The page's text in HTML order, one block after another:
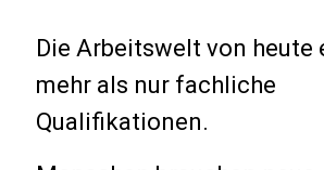
Die Arbeitswelt von
mehr als nur fachliche
Qualifikationen.